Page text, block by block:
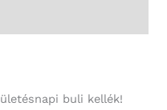
buli kellék!